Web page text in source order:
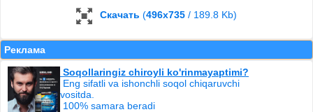
Скачать (496x735 / 189.8 Kb)
Реклама
Soqollaringiz chiroyli ko'rinmayaptimi?
Eng sifatli va ishonchli soqol chiqaruvchi
vositda.
100% samara beradi